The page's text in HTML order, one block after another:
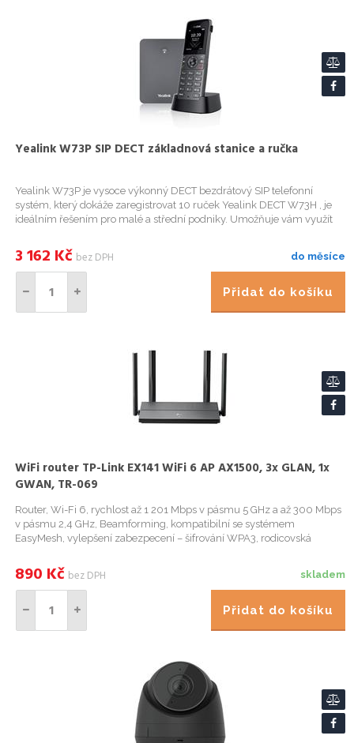
Yealink W73P SIP DECT základnová stanice a ručka
Yealink W73P je vysoce výkonný DECT bezdrátový SIP telefonní
systém, který dokáže zaregistrovat 10 ruček Yealink DECT W73H , je
ideálním řešením pro malé a střední podniky. Umožňuje vám využít
do měsíce
3 162 Kč bez DPH
Přidat do košíku
WiFi router TP-Link EX141 WiFi 6 AP AX1500, 3x GLAN, 1x
GWAN, TR-069
Router, Wi-Fi 6, rychlost až 1 201 Mbps v pásmu 5 GHz a až 300 Mbps
v pásmu 2,4 GHz, Beamforming, kompatibilní se systémem
EasyMesh, vylepšení zabezpecení – šifrování WPA3, rodicovská
skladem
890 Kč bez DPH
Přidat do košíku